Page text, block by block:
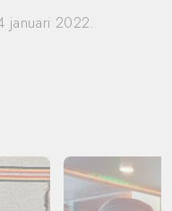
januari 2022.